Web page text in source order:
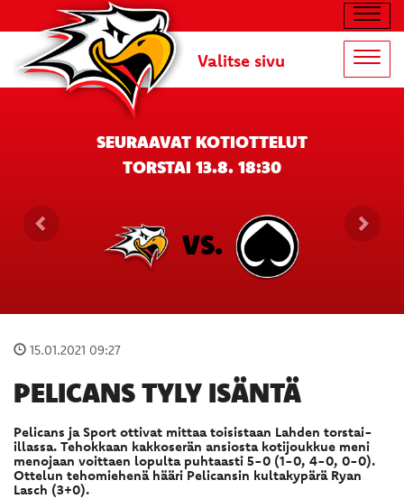
Valitse sivu
SEURAAVAT KOTIOTTELUT
TORSTAI 13.8. 18:30
VS.
15.01.2021 09:27
PELICANS TYLY ISÄNTÄ
Pelicans ja Sport ottivat mittaa toisistaan Lahden torstai-
illassa. Tehokkaan kakkoserän ansiosta kotijoukkue meni
menojaan voittaen lopulta puhtaasti 5-0 (1-0, 4-0, 0-0).
Ottelun tehomiehenä hääri Pelicansin kultakypärä Ryan
Lasch (3+0).